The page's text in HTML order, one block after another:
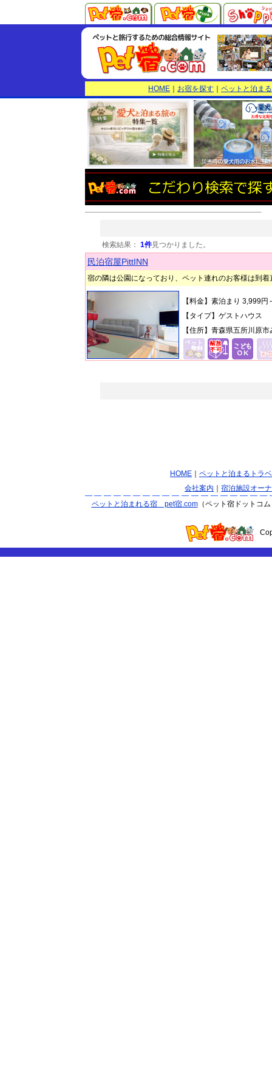
HOME お宿を探す ペットと泊ま
検索結果： 1件見つかりました。
民泊宿屋PittINN
宿の隣は公園になっており、ペット連れのお客様は到
【料金】素泊まり 3,999円
【タイプ】ゲストハウス
【住所】青森県五所川原
HOME
ペットと泊まるトラ
会社案内
宿泊施設オー
ペットと泊まれる宿 pet宿.com（ペット宿ドットコ